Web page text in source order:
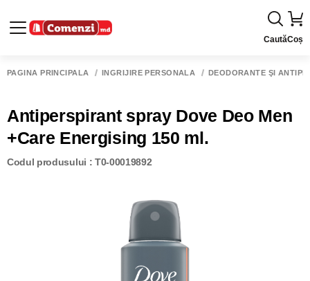
CautăCoș
PAGINA PRINCIPALĂ ÎNGRIJIRE PERSONALĂ DEODORANTE ŞI
Antiperspirant spray Dove Deo Men
+Care Energising 150 ml.
Codul produsului : T0-00019892